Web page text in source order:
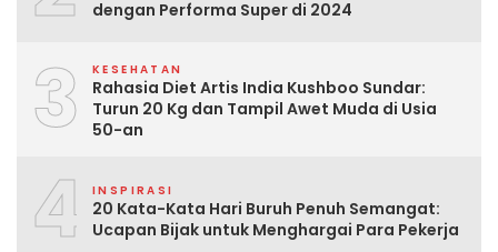
dengan Performa Super di 2024
3 KESEHATAN
Rahasia Diet Artis India Kushboo Sundar:
Turun 20 Kg dan Tampil Awet Muda di Usia
50-an
4 INSPIRASI
20 Kata-Kata Hari Buruh Penuh Semangat:
Ucapan Bijak untuk Menghargai Para Pekerja